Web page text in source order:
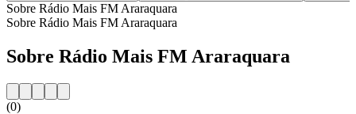
Sobre Rádio Mais FM Araraquara
Sobre Rádio Mais FM Araraquara
Sobre Rádio Mais FM Araraquara
(0)